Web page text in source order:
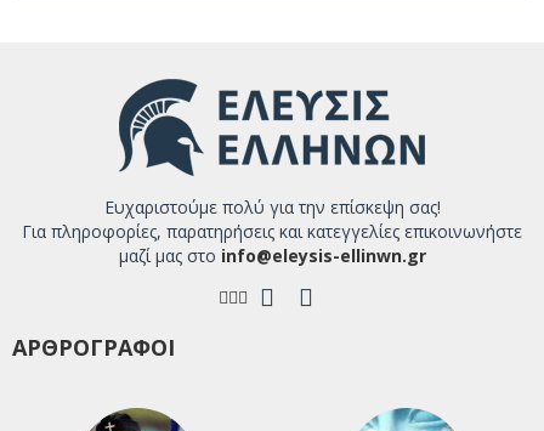
Ευχαριστούμε πολύ για την επίσκεψη σας!
Για πληροφορίες, παρατηρήσεις και κατεγγελίες επικοινωνήστε
μαζί μας στο info@eleysis-ellinwn.gr
ΑΡΘΡΟΓΡΑΦΟΙ